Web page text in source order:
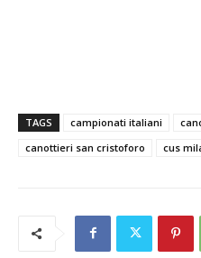
TAGS campionati italiani
canottieri san cristoforo
cus